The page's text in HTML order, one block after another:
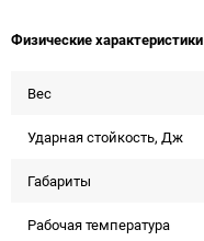
Физические характеристики
Вес
Ударная стойкость, Дж
Габариты
Рабочая температура